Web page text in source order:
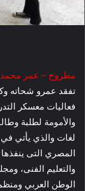
مطروح – عمر محمد
تفقد عمرو شحاته
فعاليات معسكر
والأمومة لطلبة
لغات والذي يأتي في
المصري التى ينفذها
والتعليم الفنى،
الوطن العربي